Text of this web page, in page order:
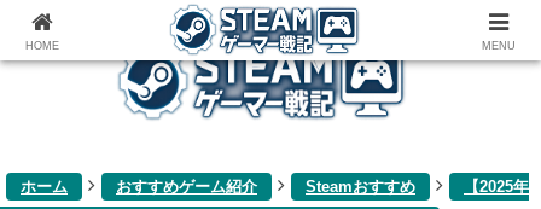
ゲーム関連雑記ブログ
ホーム おすすめゲーム紹介 Steamおすすめ
【2025年
HOME MENU